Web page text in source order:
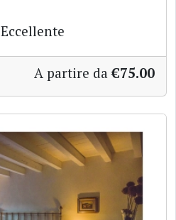
Eccellente
A partire da €75.00